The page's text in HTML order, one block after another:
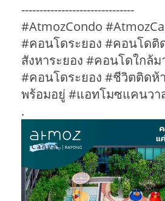
-------------------------------
#AtmozCondo
#คอนโดระยอง #คอนโดติ
สังหาระยอง #คอนโดใกล้
#คอนโดระยอง #ชีวิตติดห้
พร้อมอยู่ #แอทโมซแคนวา
.